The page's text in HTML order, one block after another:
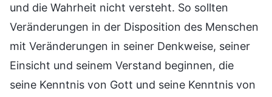
und die Wahrheit nicht versteht. So sollten
Veränderungen in der Disposition des Menschen
mit Veränderungen in seiner Denkweise, seiner
Einsicht und seinem Verstand beginnen, die
seine Kenntnis von Gott und seine Kenntnis von